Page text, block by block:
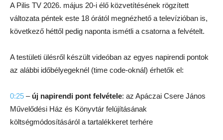
A Pilis TV 2026. május 20-i élő közvetítésének rögzített
változata péntek este 18 órától megnézhető a televízióban is,
következő héttől pedig naponta ismétli a csatorna a felvételt.
A testületi ülésről készült videóban az egyes napirendi pontok
az alábbi időbélyegeknél (time code-oknál) érhetők el:
0:25 – új napirendi pont felvétele: az Apáczai Csere János
Művelődési Ház és Könyvtár felújításának
költségmódosításáról a tartalékkeret terhére